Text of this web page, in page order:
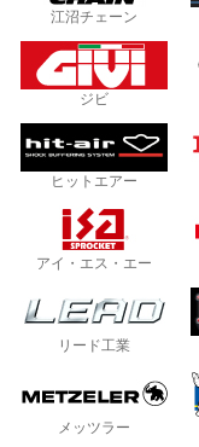
江沼チェーン
ジビ
ヒットエアー
アイ・エス・エー
リード工業
メッツラー